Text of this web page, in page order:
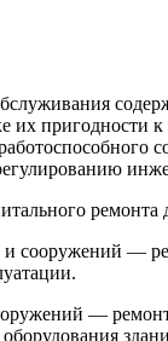
их пригодности
сооружений —
—